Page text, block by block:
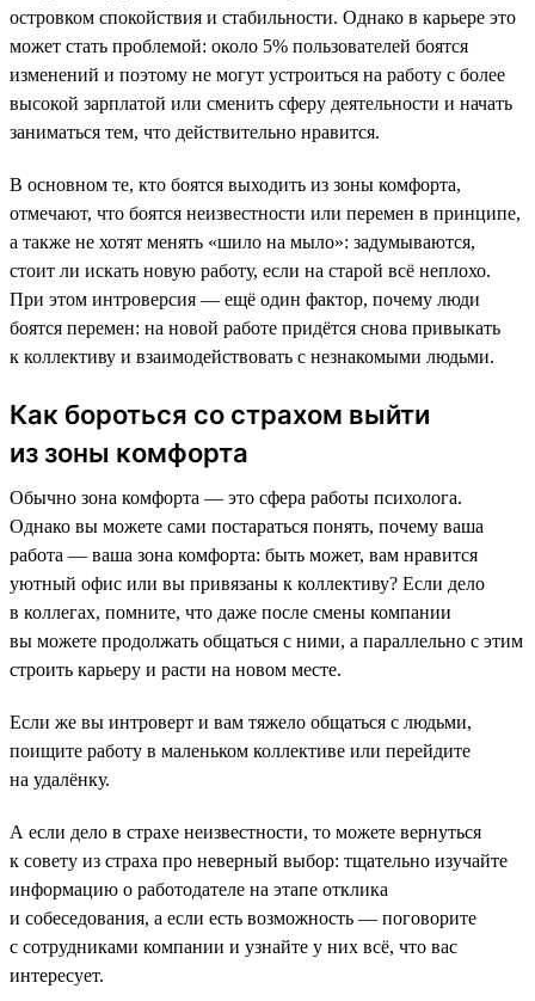
островком спокойствия и стабильности. Однако в карьере это
может стать проблемой: около 5% пользователей боятся
изменений и поэтому не могут устроиться на работу с более
высокой зарплатой или сменить сферу деятельности и начать
заниматься тем, что действительно нравится.
В основном те, кто боятся выходить из зоны комфорта,
отмечают, что боятся неизвестности или перемен в принципе,
а также не хотят менять «шило на мыло»: задумываются,
стоит ли искать новую работу, если на старой всё неплохо.
При этом интроверсия — ещё один фактор, почему люди
боятся перемен: на новой работе придётся снова привыкать
к коллективу и взаимодействовать с незнакомыми людьми.
Как бороться со страхом выйти
из зоны комфорта
Обычно зона комфорта — это сфера работы психолога.
Однако вы можете сами постараться понять, почему ваша
работа — ваша зона комфорта: быть может, вам нравится
уютный офис или вы привязаны к коллективу? Если дело
в коллегах, помните, что даже после смены компании
вы можете продолжать общаться с ними, а параллельно с этим
строить карьеру и расти на новом месте.
Если же вы интроверт и вам тяжело общаться с людьми,
поищите работу в маленьком коллективе или перейдите
на удалёнку.
А если дело в страхе неизвестности, то можете вернуться
к совету из страха про неверный выбор: тщательно изучайте
информацию о работодателе на этапе отклика
и собеседования, а если есть возможность — поговорите
с сотрудниками компании и узнайте у них всё, что вас
интересует.